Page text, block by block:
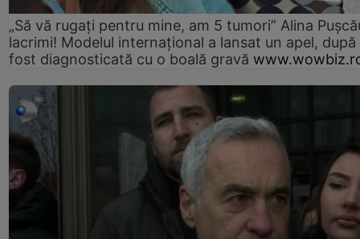
„Să vă rugați pentru mine, am 5 tumori” Alina
lacrimi! Modelul internațional a lansat un apel, după
fost diagnosticată cu o boală gravă